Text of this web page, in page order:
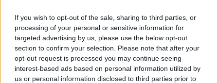
If you wish to opt-out of the sale, sharing to third parties, or
processing of your personal or sensitive information for
targeted advertising by us, please use the below opt-out
section to confirm your selection. Please note that after your
opt-out request is processed you may continue seeing
interest-based ads based on personal information utilized by
us or personal information disclosed to third parties prior to
Publicidad